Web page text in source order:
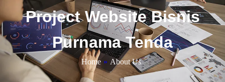
Project Website Bisnis
Purnama Tenda
Home » About Us